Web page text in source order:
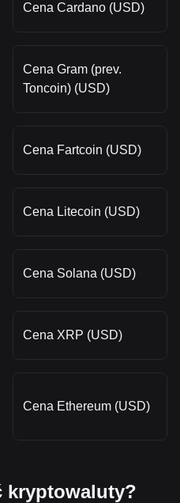
Cena Cardano (USD)
Cena Gram (prev.
Toncoin) (USD)
Cena Fartcoin (USD)
Cena Litecoin (USD)
Cena Solana (USD)
Cena XRP (USD)
Cena Ethereum (USD)
kryptowaluty?